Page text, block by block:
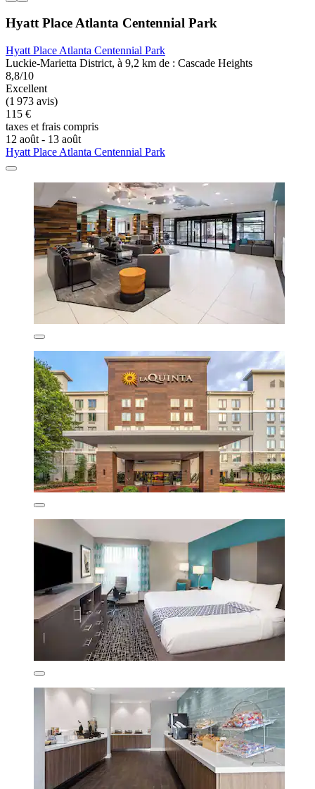
Hyatt Place Atlanta Centennial Park
Hyatt Place Atlanta Centennial Park
Luckie-Marietta District, à 9,2 km de : Cascade Heights
8,8/10
Excellent
(1 973 avis)
115 €
taxes et frais compris
12 août - 13 août
Hyatt Place Atlanta Centennial Park